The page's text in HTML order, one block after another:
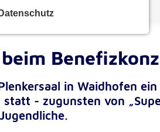
in Waidhofen
- zugunsten von
grundlegende Funktionen
der Website